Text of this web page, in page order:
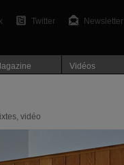
Newsletter
Twitter
Vidéos
vidéo